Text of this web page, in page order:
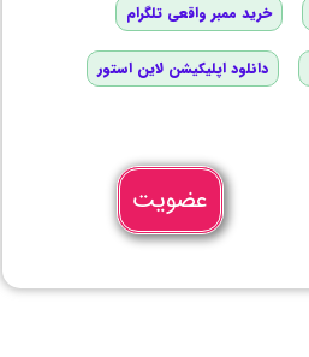
خرید ممبر واقعی تلگرام
دانلود اپلیکیشن لاین استور
عضویت